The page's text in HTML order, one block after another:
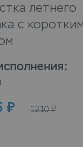
летнего
с коротким
:
₽ 1210 ₽